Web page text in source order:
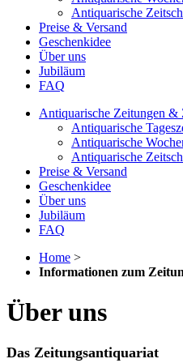
Antiquarische
Preise & Versand
Geschenkidee
Über uns
Jubiläum
FAQ
Antiquarische Zeitungen &
Antiquarische
Antiquarische
Antiquarische
Preise & Versand
Geschenkidee
Über uns
Jubiläum
FAQ
Home >
Informationen zum
Über uns
Das Zeitungsantiquariat